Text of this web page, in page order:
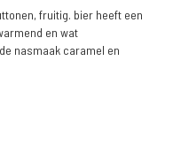
fruitig. bier heeft een
en wat
nasmaak caramel en